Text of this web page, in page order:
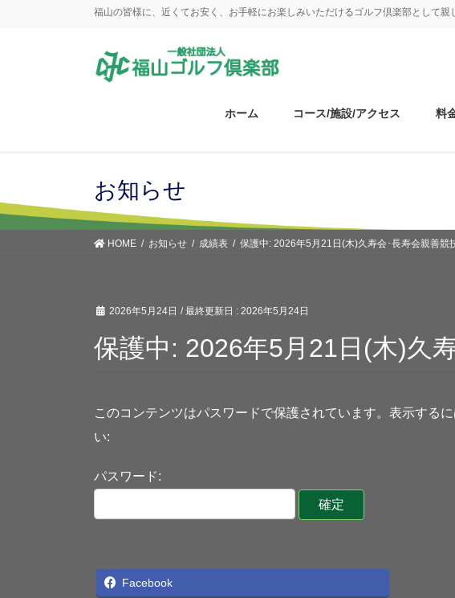
福山の皆様に、近くてお安く、お手軽にお楽しみいただけるゴルフ倶楽部として親
ホーム コース/施設/アクセス 料
お知らせ
HOME お知らせ 成績表 保護中: 2026年5月21日(木)久寿会･長寿会親善競
2026年5月24日 / 最終更新日 : 2026年5月24日
保護中: 2026年5月21日(木)久
このコンテンツはパスワードで保護されています。表示する
い:
パスワード:
Facebook